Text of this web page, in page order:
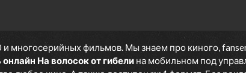
многосерийных фильмов. Мы знаем про киного,
На волосок от гибели на мобильном под